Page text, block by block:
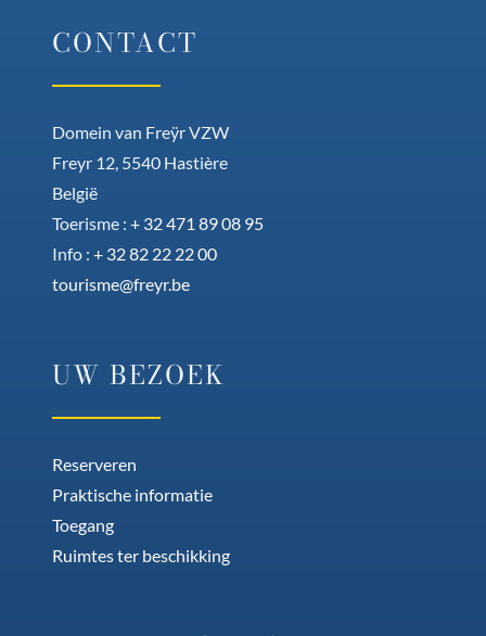
CONTACT
Domein van Freÿr VZW
Freyr 12, 5540 Hastière
België
Toerisme : + 32 471 89 08 95
Info : + 32 82 22 22 00
tourisme@freyr.be
UW BEZOEK
Reserveren
Praktische informatie
Toegang
Ruimtes ter beschikking